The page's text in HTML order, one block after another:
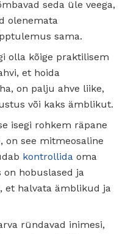
seda üle veega,
olenemata
sama.
olla kõige praktilisem
et hoida
on palju ahve liike,
või kaks ämblikut.
isegi rohkem räpane
on see mitmeosaline
kontrollida oma
on hobuslased ja
et halvata ämblikud ja
ründavad inimesi,